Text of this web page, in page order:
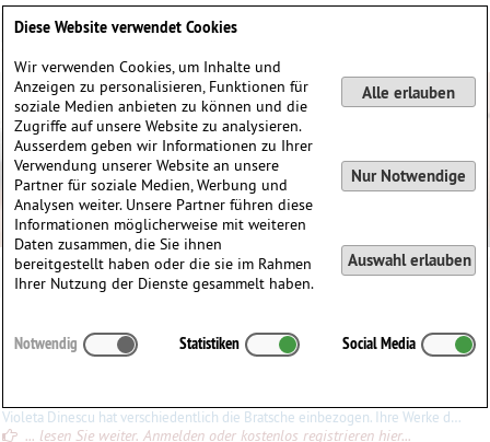
Violeta Dinescu
Dinescu
∗ 13.07.1953 inBukarest, Rumänien
Violeta Dinescu hat verschiedentlich die Bratsche einbezogen. Ihre Werke dürften wohl mehrheitlich für Laien unzugänglich sein. Das einzige Werk, das ich kenne,
... lesen Sie weiter. Anmelden oder kostenlos registrieren hier...
Diese Website verwendet Cookies
Wir verwenden Cookies, um Inhalte und
Anzeigen zu personalisieren, Funktionen für
soziale Medien anbieten zu können und die
Zugriffe auf unsere Website zu analysieren.
Ausserdem geben wir Informationen zu Ihrer
Verwendung unserer Website an unsere
Partner für soziale Medien, Werbung und
Analysen weiter. Unsere Partner führen diese
Informationen möglicherweise mit weiteren
Daten zusammen, die Sie ihnen
bereitgestellt haben oder die sie im Rahmen
Ihrer Nutzung der Dienste gesammelt haben.
Alle erlauben
Nur Notwendige
Auswahl erlauben
Notwendig Statistiken Social Media